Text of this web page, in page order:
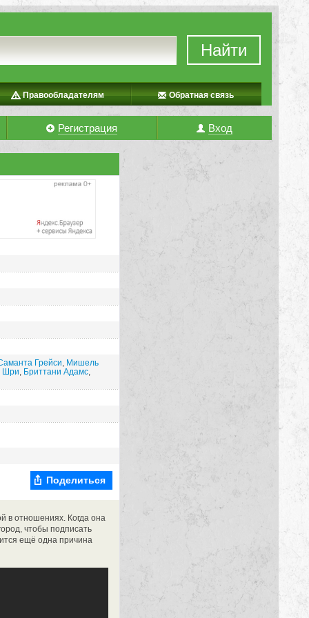
Найти
Правообладателям Обратная связь
Регистрация Вход
Грейси, Мишель
Шри, Бриттани Адамс,
Поделиться
в отношениях. Когда она
чтобы подписать
ещё одна причина